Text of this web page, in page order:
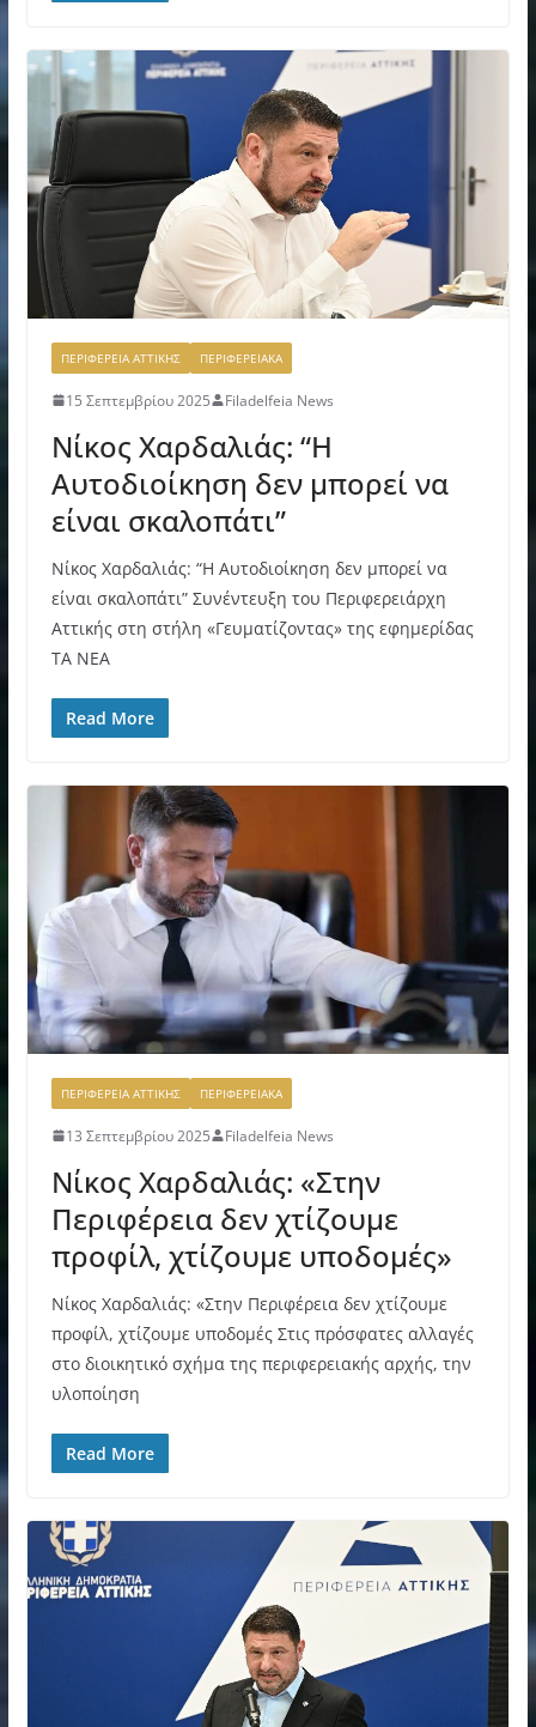
ΠΕΡΙΦΕΡΕΙΑ ΑΤΤΙΚΗΣ ΠΕΡΙΦΕΡΕΙΑΚΑ
15 Σεπτεμβρίου 2025 Filadelfeia News
Νίκος Χαρδαλιάς: “Η
Αυτοδιοίκηση δεν μπορεί να
είναι σκαλοπάτι”
Νίκος Χαρδαλιάς: “Η Αυτοδιοίκηση δεν μπορεί να
είναι σκαλοπάτι” Συνέντευξη του Περιφερειάρχη
Αττικής στη στήλη «Γευματίζοντας» της εφημερίδας
ΤΑ ΝΕΑ
Read More
ΠΕΡΙΦΕΡΕΙΑ ΑΤΤΙΚΗΣ ΠΕΡΙΦΕΡΕΙΑΚΑ
13 Σεπτεμβρίου 2025 Filadelfeia News
Νίκος Χαρδαλιάς: «Στην
Περιφέρεια δεν χτίζουμε
προφίλ, χτίζουμε υποδομές»
Νίκος Χαρδαλιάς: «Στην Περιφέρεια δεν χτίζουμε
προφίλ, χτίζουμε υποδομές Στις πρόσφατες αλλαγές
στο διοικητικό σχήμα της περιφερειακής αρχής, την
υλοποίηση
Read More